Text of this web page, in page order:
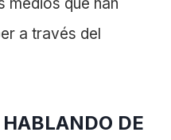
a través del
DE